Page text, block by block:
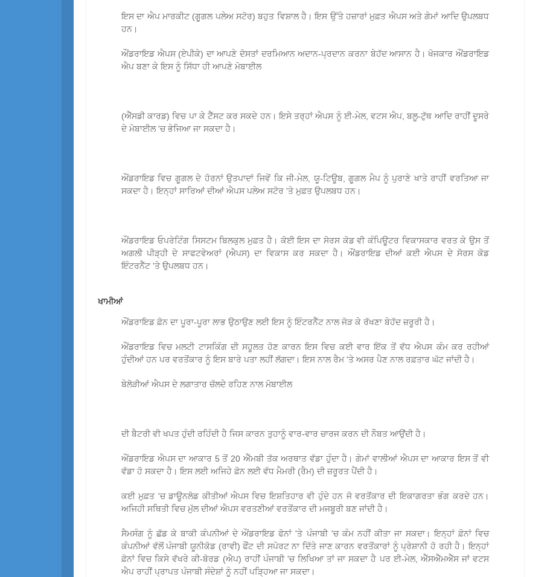
ਇਸ ਦਾ ਐਪ ਮਾਰਕੀਟ (ਗੂਗਲ ਪਲੇਅ ਸਟੋਰ) ਬਹੁਤ ਵਿਸ਼ਾਲ ਹੈ। ਇਸ ਉੱਤੇ ਹਜ਼ਾਰਾਂ ਮੁਫ਼ਤ ਐਪਸ ਅਤੇ ਗੇਮਾਂ ਆਦਿ ਉਪਲਬਧ
ਹਨ।
ਔਂਡਰਾਇਡ ਐਪਸ (ਏਪੀਕੇ) ਦਾ ਆਪਣੇ ਦੋਸਤਾਂ ਦਰਮਿਆਨ ਅਦਾਨ-ਪ੍ਰਦਾਨ ਕਰਨਾ ਬੇਹੱਦ ਆਸਾਨ ਹੈ। ਖੋਜਕਾਰ ਔਂਡਰਾਇਡ
ਐਪ ਬਣਾ ਕੇ ਇਸ ਨੂੰ ਸਿੱਧਾ ਹੀ ਆਪਣੇ ਮੋਬਾਈਲ
(ਐੱਸਡੀ ਕਾਰਡ) ਵਿਚ ਪਾ ਕੇ ਟੈੱਸਟ ਕਰ ਸਕਦੇ ਹਨ। ਇਸੇ ਤਰ੍ਹਾਂ ਐਪਸ ਨੂੰ ਈ-ਮੇਲ, ਵਟਸ ਐਪ, ਬਲੂ-ਟੁੱਥ ਆਦਿ ਰਾਹੀਂ ਦੂਸਰੇ
ਦੇ ਮੋਬਾਈਲ 'ਚ ਭੇਜਿਆ ਜਾ ਸਕਦਾ ਹੈ।
ਔਂਡਰਾਇਡ ਵਿਚ ਗੂਗਲ ਦੇ ਹੋਰਨਾਂ ਉਤਪਾਦਾਂ ਜਿਵੇਂ ਕਿ ਜੀ-ਮੇਲ, ਯੂ-ਟਿਊਬ, ਗੂਗਲ ਮੈਪ ਨੂੰ ਪੁਰਾਣੇ ਖਾਤੇ ਰਾਹੀਂ ਵਰਤਿਆ ਜਾ
ਸਕਦਾ ਹੈ। ਇਨ੍ਹਾਂ ਸਾਰਿਆਂ ਦੀਆਂ ਐਪਸ ਪਲੇਅ ਸਟੋਰ 'ਤੇ ਮੁਫ਼ਤ ਉਪਲਬਧ ਹਨ।
ਔਂਡਰਾਇਡ ਓਪਰੇਟਿੰਗ ਸਿਸਟਮ ਬਿਲਕੁਲ ਮੁਫ਼ਤ ਹੈ। ਕੋਈ ਇਸ ਦਾ ਸੋਰਸ ਕੋਡ ਵੀ ਕੰਪਿਊਟਰ ਵਿਕਾਸਕਾਰ ਵਰਤ ਕੇ ਉਸ ਤੋਂ
ਅਗਲੀ ਪੀੜ੍ਹੀ ਦੇ ਸਾਫਟਵੇਅਰਾਂ (ਐਪਸ) ਦਾ ਵਿਕਾਸ ਕਰ ਸਕਦਾ ਹੈ। ਔਂਡਰਾਇਡ ਦੀਆਂ ਕਈ ਐਪਸ ਦੇ ਸੋਰਸ ਕੋਡ
ਇੰਟਰਨੈੱਟ 'ਤੇ ਉਪਲਬਧ ਹਨ।
ਖਾਮੀਆਂ
ਔਂਡਰਾਇਡ ਫ਼ੋਨ ਦਾ ਪੂਰਾ-ਪੂਰਾ ਲਾਭ ਉਠਾਉਣ ਲਈ ਇਸ ਨੂੰ ਇੰਟਰਨੈੱਟ ਨਾਲ ਜੋੜ ਕੇ ਰੱਖਣਾ ਬੇਹੱਦ ਜ਼ਰੂਰੀ ਹੈ।
ਔਂਡਰਾਇਡ ਵਿਚ ਮਲਟੀ ਟਾਸਕਿੰਗ ਦੀ ਸਹੂਲਤ ਹੋਣ ਕਾਰਨ ਇਸ ਵਿਚ ਕਈ ਵਾਰ ਇੱਕ ਤੋਂ ਵੱਧ ਐਪਸ ਕੰਮ ਕਰ ਰਹੀਆਂ
ਹੁੰਦੀਆਂ ਹਨ ਪਰ ਵਰਤੋਂਕਾਰ ਨੂੰ ਇਸ ਬਾਰੇ ਪਤਾ ਲਹੀਂ ਲੱਗਦਾ। ਇਸ ਨਾਲ ਰੈਮ 'ਤੇ ਅਸਰ ਪੈਣ ਨਾਲ ਰਫ਼ਤਾਰ ਘੱਟ ਜਾਂਦੀ ਹੈ।
ਬੇਲੋੜੀਆਂ ਐਪਸ ਦੇ ਲਗਾਤਾਰ ਚੱਲਦੇ ਰਹਿਣ ਨਾਲ ਮੋਬਾਈਲ
ਦੀ ਬੈਟਰੀ ਵੀ ਖਪਤ ਹੁੰਦੀ ਰਹਿੰਦੀ ਹੈ ਜਿਸ ਕਾਰਨ ਤੁਹਾਨੂੰ ਵਾਰ-ਵਾਰ ਚਾਰਜ ਕਰਨ ਦੀ ਨੌਬਤ ਆਉਂਦੀ ਹੈ।
ਔਂਡਰਾਇਡ ਐਪਸ ਦਾ ਆਕਾਰ 5 ਤੋਂ 20 ਐੱਮਬੀ ਤੱਕ ਅਰਥਾਤ ਵੱਡਾ ਹੁੰਦਾ ਹੈ। ਗੇਮਾਂ ਵਾਲੀਆਂ ਐਪਸ ਦਾ ਆਕਾਰ ਇਸ ਤੋਂ ਵੀ
ਵੱਡਾ ਹੋ ਸਕਦਾ ਹੈ। ਇਸ ਲਈ ਅਜਿਹੇ ਫ਼ੋਨ ਲਈ ਵੱਧ ਮੈਮਰੀ (ਰੈਮ) ਦੀ ਜ਼ਰੂਰਤ ਪੈਂਦੀ ਹੈ।
ਕਈ ਮੁਫ਼ਤ 'ਚ ਡਾਊਨਲੋਡ ਕੀਤੀਆਂ ਐਪਸ ਵਿਚ ਇਸ਼ਤਿਹਾਰ ਵੀ ਹੁੰਦੇ ਹਨ ਜੋ ਵਰਤੋਂਕਾਰ ਦੀ ਇਕਾਗਰਤਾ ਭੰਗ ਕਰਦੇ ਹਨ।
ਅਜਿਹੀ ਸਥਿਤੀ ਵਿਚ ਮੁੱਲ ਦੀਆਂ ਐਪਸ ਵਰਤਣੀਆਂ ਵਰਤੋਂਕਾਰ ਦੀ ਮਜਬੂਰੀ ਬਣ ਜਾਂਦੀ ਹੈ।
ਸੈਮਸੰਗ ਨੂੰ ਛੱਡ ਕੇ ਬਾਕੀ ਕੰਪਨੀਆਂ ਦੇ ਔਂਡਰਾਇਡ ਫੋਨਾਂ 'ਤੇ ਪੰਜਾਬੀ 'ਚ ਕੰਮ ਨਹੀਂ ਕੀਤਾ ਜਾ ਸਕਦਾ। ਇਨ੍ਹਾਂ ਫ਼ੋਨਾਂ ਵਿਚ
ਕੰਪਨੀਆਂ ਵੱਲੋਂ ਪੰਜਾਬੀ ਯੂਨੀਕੋਡ (ਰਾਵੀ) ਫੌਂਟ ਦੀ ਸਪੋਰਟ ਨਾ ਦਿੱਤੇ ਜਾਣ ਕਾਰਨ ਵਰਤੋਂਕਾਰਾਂ ਨੂੰ ਪ੍ਰੇਸ਼ਾਨੀ ਹੋ ਰਹੀ ਹੈ। ਇਨ੍ਹਾਂ
ਫ਼ੋਨਾਂ ਵਿਚ ਕਿਸੇ ਵੱਖਰੇ ਕੀ-ਬੋਰਡ (ਐਪ) ਰਾਹੀਂ ਪੰਜਾਬੀ 'ਚ ਲਿਖਿਆ ਤਾਂ ਜਾ ਸਕਦਾ ਹੈ ਪਰ ਈ-ਮੇਲ, ਐੱਸਐੱਮਐੱਸ ਜਾਂ ਵਟਸ
ਐਪ ਰਾਹੀਂ ਪ੍ਰਾਪਤ ਪੰਜਾਬੀ ਸੰਦੇਸ਼ਾਂ ਨੂੰ ਨਹੀਂ ਪੜ੍ਹਿਆ ਜਾ ਸਕਦਾ।